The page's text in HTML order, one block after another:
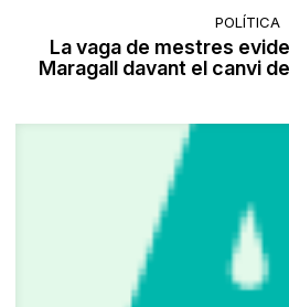
POLÍTICA
La vaga de mestres
Maragall davant el canvi